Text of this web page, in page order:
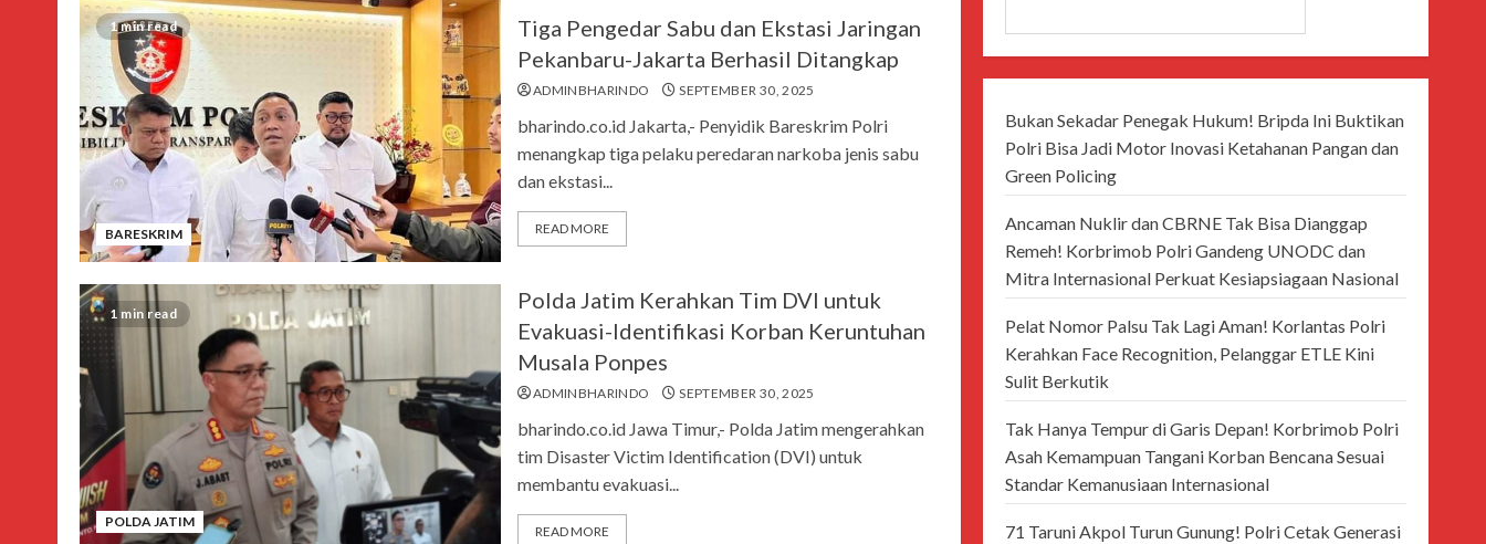
1 min read
BARESKRIM
Tiga Pengedar Sabu dan Ekstasi Jaringan
Pekanbaru-Jakarta Berhasil Ditangkap
ADMINBHARINDO SEPTEMBER 30, 2025
bharindo.co.id Jakarta,- Penyidik Bareskrim Polri
menangkap tiga pelaku peredaran narkoba jenis sabu
dan ekstasi...
READ MORE
1 min read
POLDA JATIM
Polda Jatim Kerahkan Tim DVI untuk
Evakuasi-Identifikasi Korban Keruntuhan
Musala Ponpes
ADMINBHARINDO SEPTEMBER 30, 2025
bharindo.co.id Jawa Timur,- Polda Jatim mengerahkan
tim Disaster Victim Identification (DVI) untuk
membantu evakuasi...
READ MORE
Bukan Sekadar Penegak Hukum! Bripda Ini Buktikan
Polri Bisa Jadi Motor Inovasi Ketahanan Pangan dan
Green Policing
Ancaman Nuklir dan CBRNE Tak Bisa Dianggap
Remeh! Korbrimob Polri Gandeng UNODC dan
Mitra Internasional Perkuat Kesiapsiagaan Nasional
Pelat Nomor Palsu Tak Lagi Aman! Korlantas Polri
Kerahkan Face Recognition, Pelanggar ETLE Kini
Sulit Berkutik
Tak Hanya Tempur di Garis Depan! Korbrimob Polri
Asah Kemampuan Tangani Korban Bencana Sesuai
Standar Kemanusiaan Internasional
71 Taruni Akpol Turun Gunung! Polri Cetak Generasi